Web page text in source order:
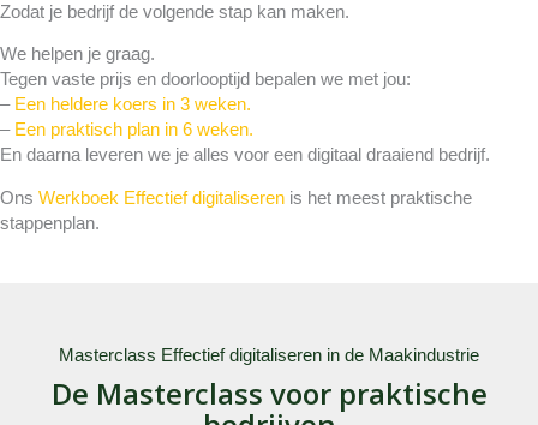
Zodat je bedrijf de volgende stap kan maken.
We helpen je graag.
Tegen vaste prijs en doorlooptijd bepalen we met jou:
– Een heldere koers in 3 weken.
– Een praktisch plan in 6 weken.
En daarna leveren we je alles voor een digitaal draaiend bedrijf.
Ons Werkboek Effectief digitaliseren is het meest praktische
stappenplan.
Masterclass Effectief digitaliseren in de Maakindustrie
De Masterclass voor praktische